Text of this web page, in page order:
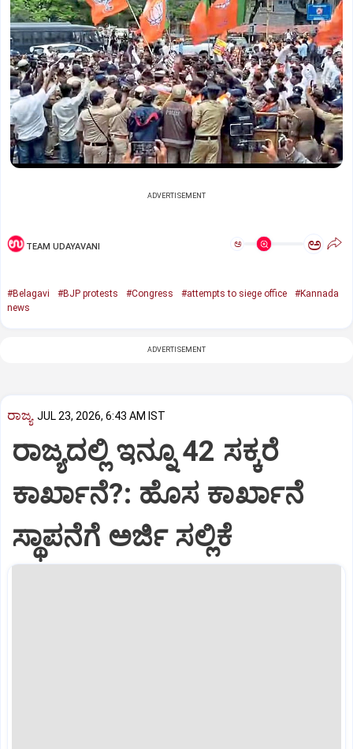
ADVERTISEMENT
TEAM UDAYAVANI ಅ ಅ
#Belagavi #BJP protests #Congress #attempts to siege office
#Kannada
news
ADVERTISEMENT
ರಾಜ್ಯ JUL 23, 2026, 6:43 AM IST
ರಾಜ್ಯದಲ್ಲಿ ಇನ್ನೂ 42 ಸಕ್ಕರೆ
ಕಾರ್ಖಾನೆ?: ಹೊಸ ಕಾರ್ಖಾನೆ
ಸ್ಥಾಪನೆಗೆ ಅರ್ಜಿ ಸಲ್ಲಿಕೆ